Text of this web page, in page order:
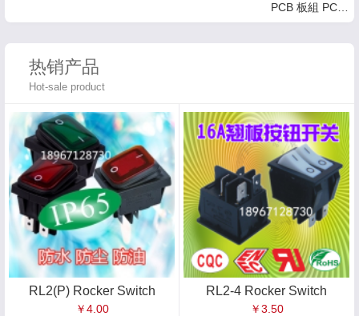
热销产品
Hot-sale product
RL2(P) Rocker Switch
￥4.00
RL2-4 Rocker Switch
￥3.50